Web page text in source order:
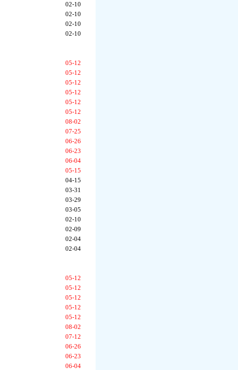
02-10
02-10
02-10
02-10
05-12
05-12
05-12
05-12
05-12
05-12
08-02
07-25
06-26
06-23
06-04
05-15
04-15
03-31
03-29
03-05
02-10
02-09
02-04
02-04
05-12
05-12
05-12
05-12
05-12
08-02
07-12
06-26
06-23
06-04